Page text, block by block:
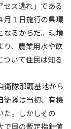
ス逃れ」である
月１日施行の県環
なるからだ。環境
り、農業用水や飲
いて住民は知る
衛隊那覇基地から
衛隊は当初、有機
た。しかしその
で国の暫定指針値